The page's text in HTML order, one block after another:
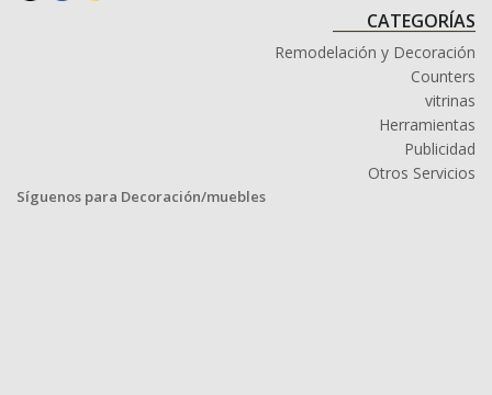
CATEGORÍAS
Remodelación y Decoración
Counters
vitrinas
Herramientas
Publicidad
Otros Servicios
Síguenos para Decoración/muebles